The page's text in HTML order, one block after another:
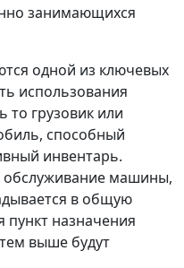
занимающихся
одной из ключевых
использования
то грузовик или
способный
инвентарь.
обслуживание машины,
в общую
пункт назначения
выше будут